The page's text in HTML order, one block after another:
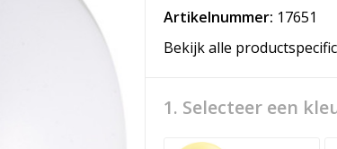
Artikelnummer: 17651
Bekijk alle
1. Selecteer een